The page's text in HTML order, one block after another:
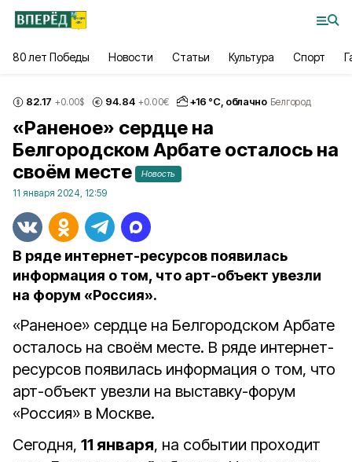
80 лет Победы Новости Статьи Культура Спорт
82.17 +0.00$ 94.84 +0.00€ +16 °С, облачно Белгород
«Раненое» сердце на
Белгородском Арбате осталось на
своём месте
Новость
11 января 2024, 12:59
В ряде интернет-ресурсов появилась
информация о том, что арт-объект увезли
на форум «Россия».
«Раненое» сердце на Белгородском Арбате
осталось на своём месте. В ряде интернет-
ресурсов появилась информация о том, что
арт-объект увезли на выставку-форум
«Россия» в Москве.
Сегодня, 11 января, на событии проходит